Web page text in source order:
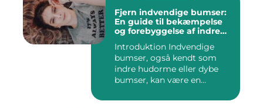
Fjern indvendige bumser:
En guide til bekæmpelse
og forebyggelse af indre
Introduktion Indvendige
bumser, også kendt som
indre hudorme eller dybe
bumser, kan være en